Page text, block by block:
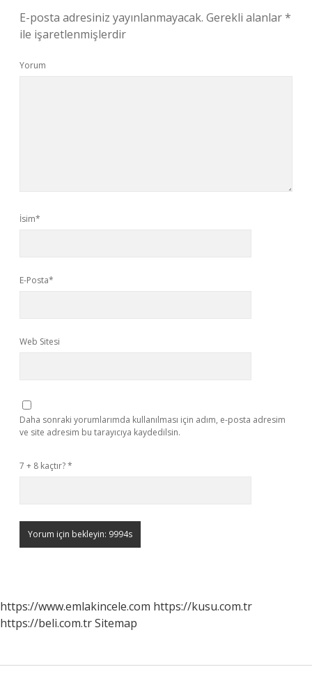
E-posta adresiniz yayınlanmayacak. Gerekli alanlar*
ile işaretlenmişlerdir
Yorum
İsim*
E-Posta*
Web Sitesi
Daha sonraki yorumlarımda kullanılması için adım, e-posta adresim
ve site adresim bu tarayıcıya kaydedilsin.
7 + 8 kaçtır?*
https://www.emlakincele.com https://kusu.com.tr
https://beli.com.trSitemap